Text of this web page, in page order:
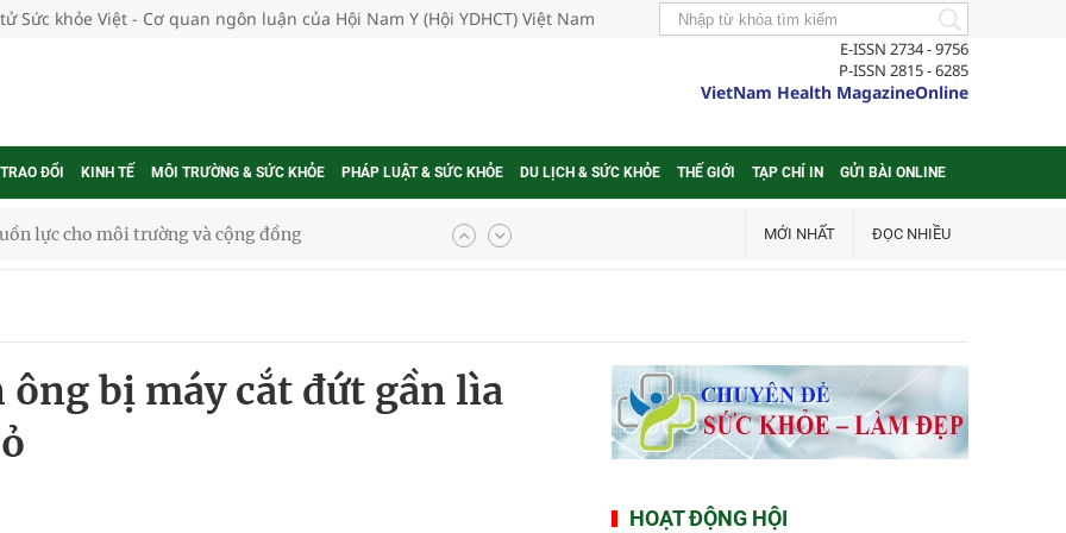
Sức khỏe Việt - Cơ quan ngôn luận của Hội Nam Y (Hội YDHCT) Việt Nam
E-ISSN 2734 - 9756
P-ISSN 2815 - 6285
VietNam Health MagazineOnline
ĐỔI KINH TẾ MÔI TRƯỜNG & SỨC KHỎE PHÁP LUẬT & SỨC KHỎE DU LỊCH & SỨC KHỎE THẾ GIỚI TẠP CHÍ IN GỬI BÀI ONLINE
bảo hiểm y tế nếu không đăng ký khám theo yêu
riêng 2026
vực cấp cứu, điều trị đột quỵ
lại khai thác vào ngày 19/8
MỚI NHẤT ĐỌC NHIỀU
bị máy cắt đứt gần lìa
HOẠT ĐỘNG HỘI